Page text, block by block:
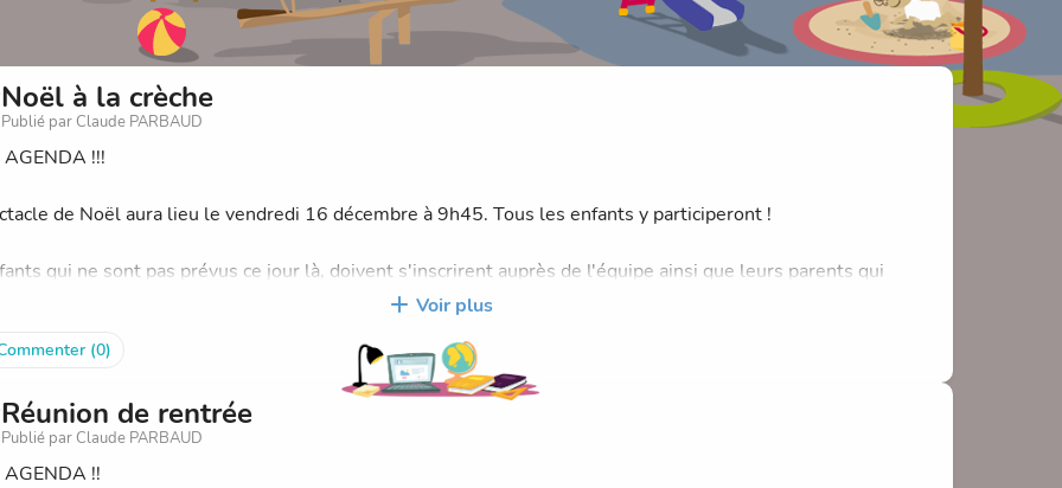
Noël à la crèche
Publié par Claude PARBAUD
!!!
de Noël aura lieu le vendredi 16 décembre à 9h45. Tous les enfants y participeront !
qui ne sont pas prévus ce jour là, doivent s'inscrirent auprès de l'équipe ainsi que leurs parents qui
peut être partagé après le spectacle avec les parents inscrits façon " auberge espagnole "
vous souhaite un joyeux noël et de bonnes vacances !! Attention aux chocolats !!!!
Voir plus
(0)
Réunion de rentrée
Publié par Claude PARBAUD
!!